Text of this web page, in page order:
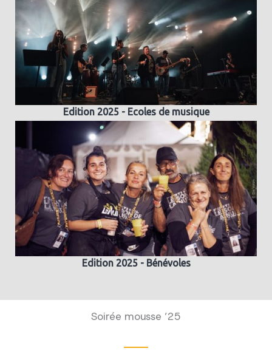
Edition 2025 - Ecoles de musique
Edition 2025 - Bénévoles
Soirée mousse ’25